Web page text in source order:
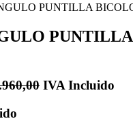
PUNTILLA
IVA Incluido